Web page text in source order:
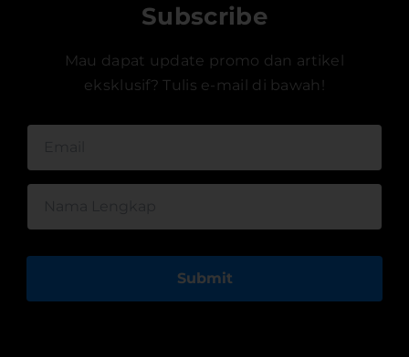
Subscribe
Mau dapat update promo dan artikel
eksklusif? Tulis e-mail di bawah!
Submit